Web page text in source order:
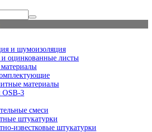
и шумоизоляция
оцинкованные листы
материалы
3
смеси
штукатурки
известковые штукатурки